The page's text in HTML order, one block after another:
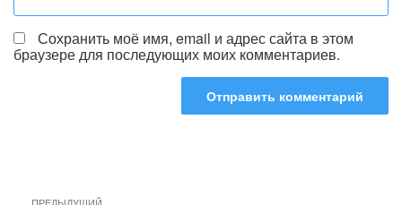
Сохранить моё имя, email и адрес сайта в этом
браузере для последующих моих комментариев.
ПРЕДЫДУЩИЙ